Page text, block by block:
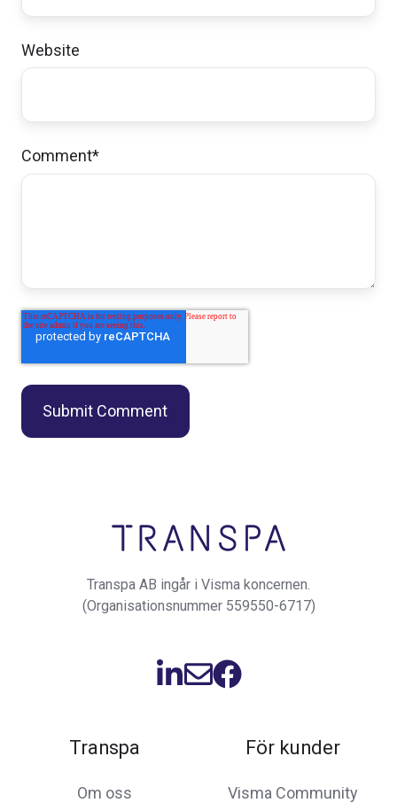
Website
Comment*
Transpa AB ingår i Visma koncernen.
(Organisationsnummer 559550-6717)
Transpa
Om oss
För kunder
Visma Community